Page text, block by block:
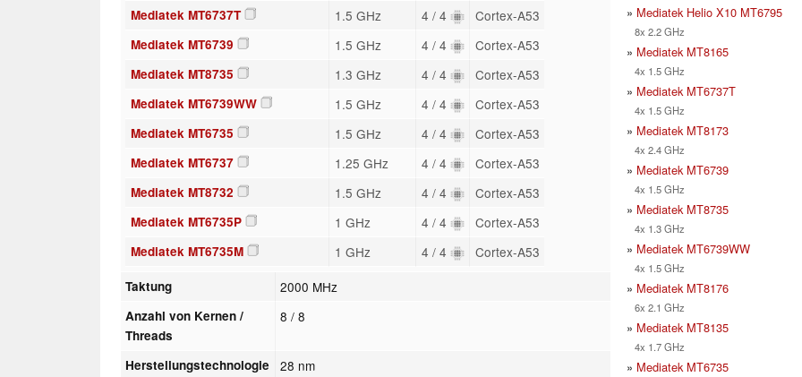
Mediatek MT6737T 1.5 GHz 4 / 4 Cortex-A53
Mediatek MT6739 1.5 GHz 4 / 4 Cortex-A53
Mediatek MT8735 1.3 GHz 4 / 4 Cortex-A53
Mediatek MT6739WW 1.5 GHz 4 / 4 Cortex-A53
Mediatek MT6735 1.5 GHz 4 / 4 Cortex-A53
Mediatek MT6737 1.25 GHz 4 / 4 Cortex-A53
Mediatek MT8732 1.5 GHz 4 / 4 Cortex-A53
Mediatek MT6735P 1 GHz 4 / 4 Cortex-A53
Mediatek MT6735M 1 GHz 4 / 4 Cortex-A53
Taktung 2000 MHz
Anzahl von Kernen /
Threads
8 / 8
Herstellungstechnologie 28 nm
» Mediatek Helio X10 MT6795
8x 2.2 GHz
» Mediatek MT8165
4x 1.5 GHz
» Mediatek MT6737T
4x 1.5 GHz
» Mediatek MT8173
4x 2.4 GHz
» Mediatek MT6739
4x 1.5 GHz
» Mediatek MT8735
4x 1.3 GHz
» Mediatek MT6739WW
4x 1.5 GHz
» Mediatek MT8176
6x 2.1 GHz
» Mediatek MT8135
4x 1.7 GHz
» Mediatek MT6735